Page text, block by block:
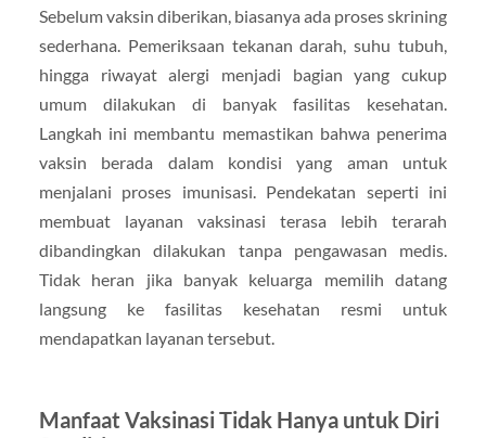
Sebelum vaksin diberikan, biasanya ada proses skrining
sederhana. Pemeriksaan tekanan darah, suhu tubuh,
hingga riwayat alergi menjadi bagian yang cukup
umum dilakukan di banyak fasilitas kesehatan.
Langkah ini membantu memastikan bahwa penerima
vaksin berada dalam kondisi yang aman untuk
menjalani proses imunisasi. Pendekatan seperti ini
membuat layanan vaksinasi terasa lebih terarah
dibandingkan dilakukan tanpa pengawasan medis.
Tidak heran jika banyak keluarga memilih datang
langsung ke fasilitas kesehatan resmi untuk
mendapatkan layanan tersebut.
Manfaat Vaksinasi Tidak Hanya untuk Diri